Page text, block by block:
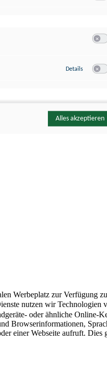
Werbeplatz zur Verfügung
nutzen wir Technologien
oder ähnliche Online-
Browserinformationen,
einer Webseite aufruft. Dies
Details zu
Alles akzeptieren